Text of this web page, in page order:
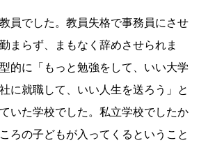
員でした。教員失格で事務員にさせ
まらず、まもなく辞めさせられま
的に「もっと勉強をして、いい大学
に就職して、いい人生を送ろう」と
いた学校でした。私立学校でしたか
ろの子どもが入ってくるということ